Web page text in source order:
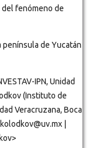
fenómeno de
de Yucatán
IPN, Unidad
(Instituto de
Veracruzana, Boca
|